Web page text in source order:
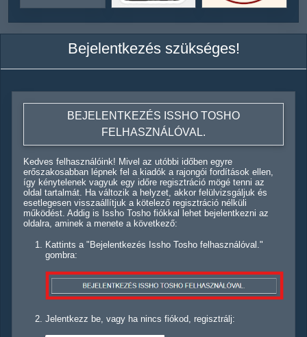
Bejelentkezés szükséges!
BEJELENTKEZÉS ISSHO TOSHO
FELHASZNÁLÓVAL.
Kedves felhasználóink! Mivel az utóbbi időben egyre
erőszakosabban lépnek fel a kiadók a rajongói fordítások ellen,
így kénytelenek vagyuk egy időre regisztráció mögé tenni az
oldal tartalmát. Ha változik a helyzet, akkor felülvizsgáljuk és
esetlegesen visszaállítjuk a kötelező regisztráció nélküli
működést. Addig is Issho Tosho fiókkal lehet bejelentkezni az
oldalra, aminek a menete a következő:
Kattints a "Bejelentkezés Issho Tosho felhasználóval."
gombra:
Jelentkezz be, vagy ha nincs fiókod, regisztrálj: